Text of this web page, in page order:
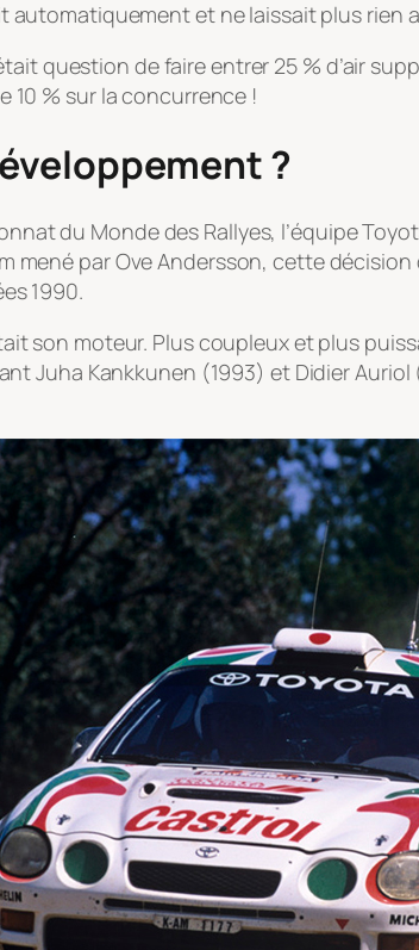
automatiquement et ne laissait plus rien
question de faire entrer 25 % d’air
10 % sur la concurrence !
?
du Monde des Rallyes, l’équipe
par Ove Andersson, cette décision
1990.
son moteur. Plus coupleux et plus
Juha Kankkunen (1993) et Didier